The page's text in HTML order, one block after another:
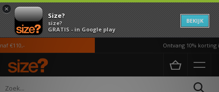
×
Size?
size?
GRATIS - in Google play
BEKIJK
€110,- Ontvang 10% korting
Home Heren